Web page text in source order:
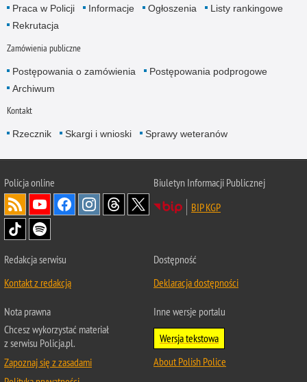
Praca w Policji Informacje Ogłoszenia
Listy rankingowe
Rekrutacja
Zamówienia publiczne
Postępowania o zamówienia
Postępowania podprogowe
Archiwum
Kontakt
Rzecznik Skargi i wnioski Sprawy weteranów
Policjaonline
Biuletyn Informacji Publicznej
BIP KGP
Redakcja serwisu
Kontakt z redakcją
Dostępność
Deklaracja dostępności
Nota prawna
Chcesz wykorzystać materiał
z serwisu Policja.pl.
Zapoznaj się z zasadami
Inne wersje portalu
Wersja tekstowa
About Polish Police